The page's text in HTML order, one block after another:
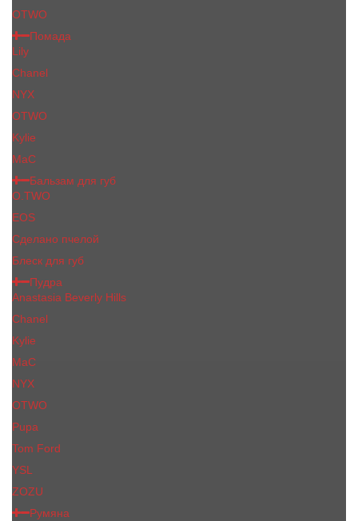
OTWO
Помада
Lily
Chanel
NYX
OTWO
Kylie
МаС
Бальзам для губ
O.TWO
EOS
Сделано пчелой
Блеск для губ
Пудра
Anastasia Beverly Hills
Chanel
Kylie
MaC
NYX
OTWO
Pupa
Tom Ford
YSL
ZOZU
Румяна